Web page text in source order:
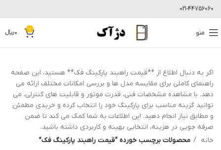
021-44756060
منو 0
0﷼
اگر به دنبال اطلاع از **قیمت راهبند پارکینگ فک** هستید، این صفحه
راهنمای کاملی برای مقایسه مدل ها و بررسی امکانات مختلف ارائه می
دهد. با مشاهده مشخصات فنی، قدرت موتور و قابلیت های کنترلی، می
توانید گزینه مناسب برای پارکینگ خود را انتخاب کرده و خریدی مطمئن
و مطابق نیاز انجام دهید. این اطلاعات به شما کمک می کند تا ضمن
صرفه جویی در هزینه، انتخابی بهینه و کاربردی داشته باشید.
خانه
محصولات برچسب خورده “قیمت راهبند پارکینگ فک”